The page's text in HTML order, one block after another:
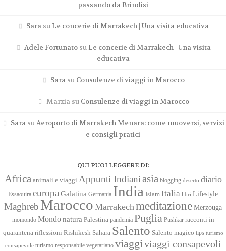
passando da Brindisi
Sara su Le concerie di Marrakech | Una visita educativa
Adele Fortunato su Le concerie di Marrakech | Una visita
educativa
Sara su Consulenze di viaggi in Marocco
Marziasu Consulenze di viaggi in Marocco
Sara suAeroporto di Marrakech Menara: come muoversi, servizi
e consigli pratici
QUI PUOI LEGGERE DI:
Africa animali e viaggi Appunti Indianiasia blogging deserto diario
Essaouira europaGalatina Germania India Islam Italia libri Lifestyle
Maghreb Marocco MarrakechmeditazioneMerzouga
momondo Mondo natura Palestina pandemia Puglia Pushkar racconti in
quarantena riflessioni Rishikesh Sahara Salento Salento magico tips turismo
consapevole turismo responsabile vegetariano viaggiviaggi consapevoli